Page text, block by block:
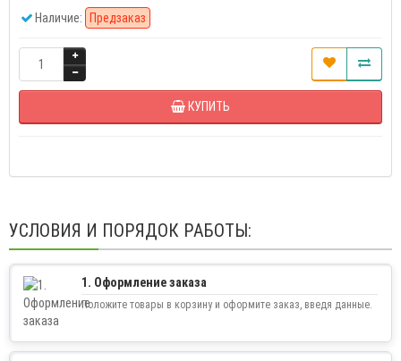
Наличие: Предзаказ
КУПИТЬ
УСЛОВИЯ И ПОРЯДОК РАБОТЫ:
1. Оформление заказа
Положите товары в корзину и оформите заказ, введя данные.